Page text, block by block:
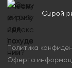
Сырой
Политика
Оферта